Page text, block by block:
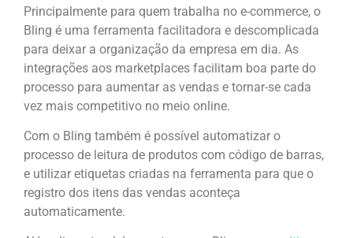
Principalmente para quem trabalha no e-commerce, o
Bling é uma ferramenta facilitadora e descomplicada
para deixar a organização da empresa em dia. As
integrações aos marketplaces facilitam boa parte do
processo para aumentar as vendas e tornar-se cada
vez mais competitivo no meio online.
Com o Bling também é possível automatizar o
processo de leitura de produtos com código de barras,
e utilizar etiquetas criadas na ferramenta para que o
registro dos itens das vendas aconteça
automaticamente.